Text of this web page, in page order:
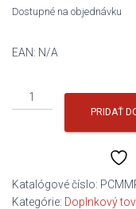
Dostupné na objednávku
EAN: N/A
množstvo
WOLF
1L
PRIDAŤ
Katalógové číslo:
Kategórie: Doplnkový